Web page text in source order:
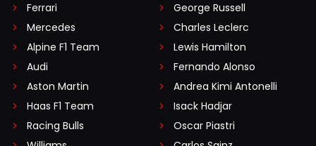
Ferrari
Mercedes
Alpine F1 Team
Audi
Aston Martin
Haas F1 Team
Racing Bulls
George Russell
Charles Leclerc
Lewis Hamilton
Fernando Alonso
Andrea Kimi Antonelli
Isack Hadjar
Oscar Piastri